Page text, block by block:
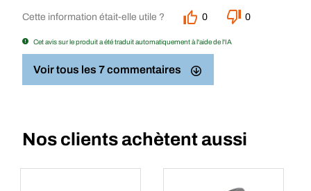
Cette information était-elle utile ? 0 0
Cet avis sur le produit a été traduit automatiquement à l'aide de l'IA
Voir tous les 7 commentaires
Nos clients achètent aussi